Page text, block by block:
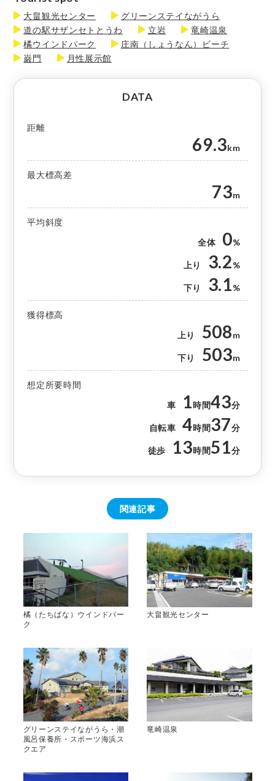
大畠観光センター
グリーンステイながうら
道の駅サザンセトとうわ
立岩
竜崎温泉
橘ウインドパーク
庄南（しょうなん）ビーチ
巌門
月性展示館
DATA
距離
69.3km
最大標高差
73m
平均斜度
全体
0%
上り 3.2%
下り 3.1%
獲得標高
上り
508m
下り 503m
想定所要時間
車
1時間43分
自転車 4時間37分
徒歩 13時間51分
関連記事
橘（たちばな）ウインドパー
ク
大畠観光センター
グリーンステイながうら・潮
風呂保養所・スポーツ海浜ス
クエア
竜崎温泉